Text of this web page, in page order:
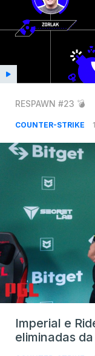
RESPAWN #23 💣
COUNTER-STRIKE
Imperial e
eliminadas